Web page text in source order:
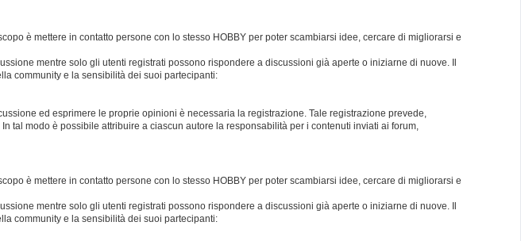
è mettere in contatto persone con lo stesso HOBBY per poter scambiarsi idee, cercare di migliorarsi e
mentre solo gli utenti registrati possono rispondere a discussioni già aperte o iniziarne di nuove. Il
community e la sensibilità dei suoi partecipanti:
ed esprimere le proprie opinioni è necessaria la registrazione. Tale registrazione prevede,
tal modo è possibile attribuire a ciascun autore la responsabilità per i contenuti inviati ai forum,
è mettere in contatto persone con lo stesso HOBBY per poter scambiarsi idee, cercare di migliorarsi e
mentre solo gli utenti registrati possono rispondere a discussioni già aperte o iniziarne di nuove. Il
community e la sensibilità dei suoi partecipanti: